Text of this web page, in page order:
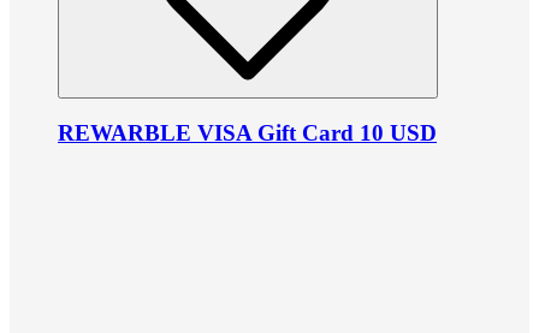
REWARBLE VISA Gift Card 10 USD